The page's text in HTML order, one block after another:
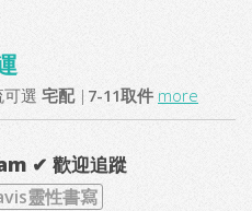
可選 宅配 | 7-11取件 more
✔ 歡迎追蹤
靈性書寫